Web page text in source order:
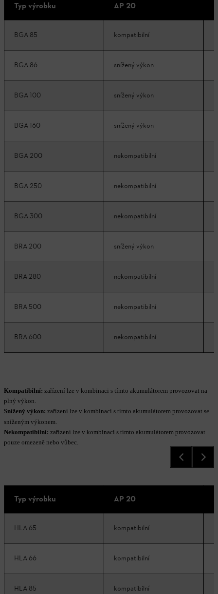
Typ výrobku AP 20
BGA 85 kompatibilní
BGA 86 snížený výkon
BGA 100 snížený výkon
BGA 160 snížený výkon
BGA 200 nekompatibilní
BGA 250 nekompatibilní
BGA 300 nekompatibilní
BRA 200 snížený výkon
BRA 280 nekompatibilní
BRA 500 nekompatibilní
BRA 600 nekompatibilní
Kompatibilní: zařízení lze v kombinaci s tímto akumulátorem provozovat na
plný výkon.
Snížený výkon: zařízení lze v kombinaci s tímto akumulátorem provozovat se
sníženým výkonem.
Nekompatibilní: zařízení lze v kombinaci s tímto akumulátorem provozovat
pouze omezeně nebo vůbec.
Typ výrobku AP 20
HLA 65 kompatibilní
HLA 66 kompatibilní
HLA 85 kompatibilní